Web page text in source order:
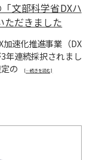
文部科学省DXハ
ただきました
速化推進事業（DX
年連続採択されまし
の
[…続きを読む]